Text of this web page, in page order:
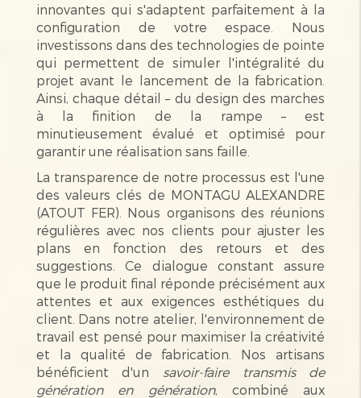
innovantes qui s'adaptent parfaitement à la
configuration de votre espace. Nous
investissons dans des technologies de pointe
qui permettent de simuler l'intégralité du
projet avant le lancement de la fabrication.
Ainsi, chaque détail – du design des marches
à la finition de la rampe – est
minutieusement évalué et optimisé pour
garantir une réalisation sans faille.
La transparence de notre processus est l'une
des valeurs clés de MONTAGU ALEXANDRE
(ATOUT FER). Nous organisons des réunions
régulières avec nos clients pour ajuster les
plans en fonction des retours et des
suggestions. Ce dialogue constant assure
que le produit final réponde précisément aux
attentes et aux exigences esthétiques du
client. Dans notre atelier, l'environnement de
travail est pensé pour maximiser la créativité
et la qualité de fabrication. Nos artisans
bénéficient d'un savoir-faire transmis de
génération en génération, combiné aux